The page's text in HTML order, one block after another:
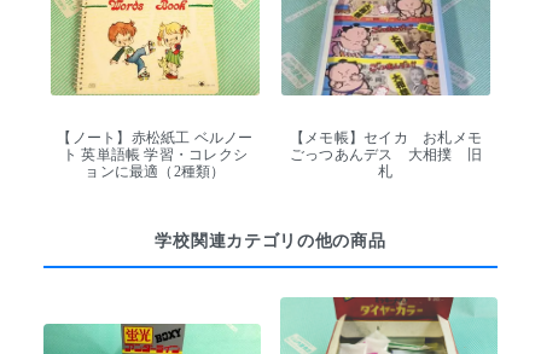
【ノート】赤松紙工 ベルノー
ト 英単語帳 学習・コレクシ
ョンに最適（2種類）
【メモ帳】セイカ お札メモ
ごっつあんデス 大相撲 旧
札
学校関連カテゴリの他の商品